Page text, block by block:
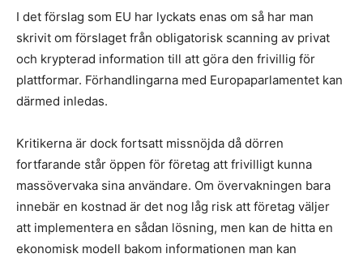
I det förslag som EU har lyckats enas om så har man
skrivit om förslaget från obligatorisk scanning av privat
och krypterad information till att göra den frivillig för
plattformar. Förhandlingarna med Europaparlamentet kan
därmed inledas.
Kritikerna är dock fortsatt missnöjda då dörren
fortfarande står öppen för företag att frivilligt kunna
massövervaka sina användare. Om övervakningen bara
innebär en kostnad är det nog låg risk att företag väljer
att implementera en sådan lösning, men kan de hitta en
ekonomisk modell bakom informationen man kan